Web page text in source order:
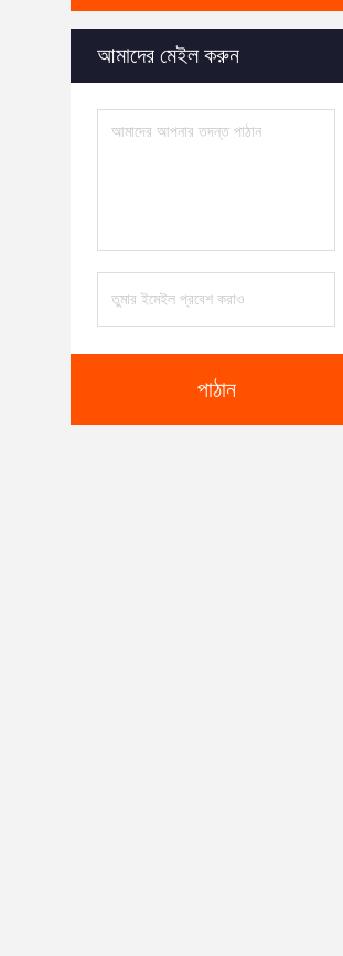
আমাদের মেইল ​​করুন
পাঠান